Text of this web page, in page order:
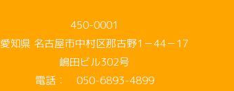
450-0001
愛知県 名古屋市中村区那古野1－44－17
嶋田ビル302号
電話： 050-6893-4899